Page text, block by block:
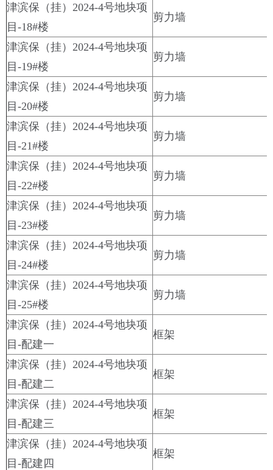
津滨保（挂）2024-4号地块项
目-18#楼
剪力墙
津滨保（挂）2024-4号地块项
目-19#楼
剪力墙
津滨保（挂）2024-4号地块项
目-20#楼
剪力墙
津滨保（挂）2024-4号地块项
目-21#楼
剪力墙
津滨保（挂）2024-4号地块项
目-22#楼
剪力墙
津滨保（挂）2024-4号地块项
目-23#楼
剪力墙
津滨保（挂）2024-4号地块项
目-24#楼
剪力墙
津滨保（挂）2024-4号地块项
目-25#楼
剪力墙
津滨保（挂）2024-4号地块项
目-配建一
框架
津滨保（挂）2024-4号地块项
目-配建二
框架
津滨保（挂）2024-4号地块项
目-配建三
框架
津滨保（挂）2024-4号地块项
目-配建四
框架